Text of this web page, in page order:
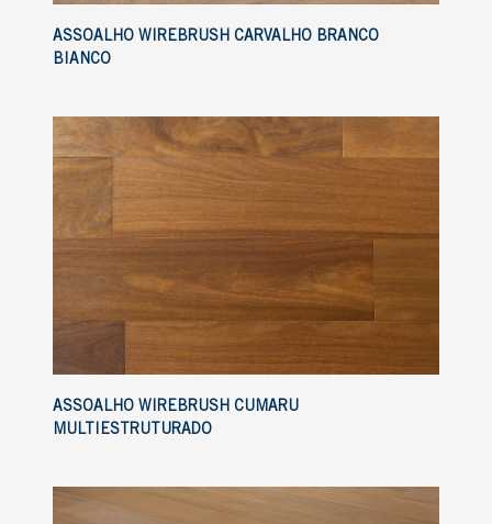
ASSOALHO WIREBRUSH CARVALHO BRANCO
BIANCO
ASSOALHO WIREBRUSH CUMARU
MULTIESTRUTURADO